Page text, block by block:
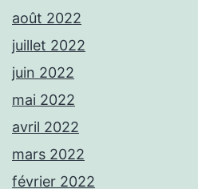
août 2022
juillet 2022
juin 2022
mai 2022
avril 2022
mars 2022
février 2022